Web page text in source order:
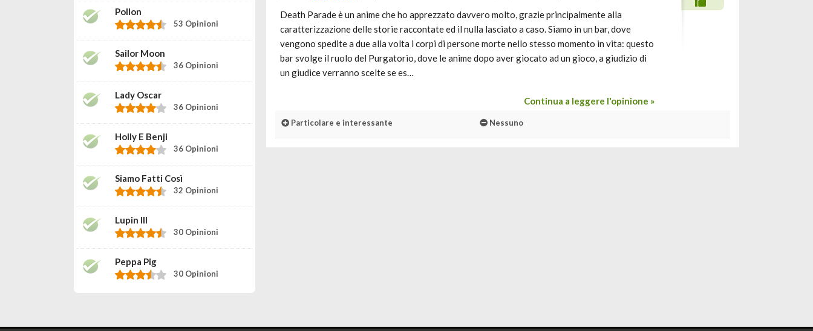
Death Parade è un anime che ho apprezzato davvero molto, grazie principalmente alla
caratterizzazione delle storie raccontate ed il nulla lasciato a caso. Siamo in un bar, dove
vengono spedite a due alla volta i corpi di persone morte nello stesso momento in vita: questo
bar svolge il ruolo del Purgatorio, dove le anime dopo aver giocato ad un gioco, a giudizio di
un giudice verranno scelte se es…
Continua a leggere l'opinione »
Particolare e interessante Nessuno
Pollon
53 Opinioni
Sailor Moon
36 Opinioni
Lady Oscar
36 Opinioni
Holly E Benji
36 Opinioni
Siamo Fatti Così
32 Opinioni
Lupin III
30 Opinioni
Peppa Pig
30 Opinioni